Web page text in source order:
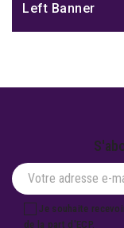
Left Banner
Je souhaite
de la part d'ECP.